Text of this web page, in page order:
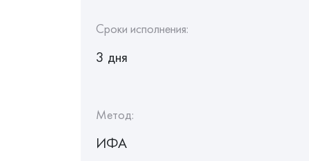
Сроки исполнения:
3 дня
Метод:
ИФА